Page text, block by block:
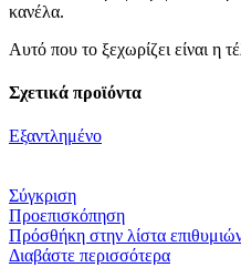
κανέλα.
Αυτό που το ξεχωρίζει είναι η
Σχετικά προϊόντα
Εξαντλημένο
Σύγκριση
Προεπισκόπηση
Πρόσθήκη στην λίστα
Διαβάστε περισσότερα